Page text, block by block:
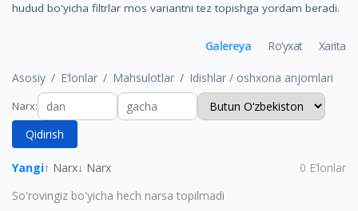
hudud bo'yicha filtrlar mos variantni tez topishga yordam beradi.
Asosiy E‘lonlar Mahsulotlar Idishlar / oshxona anjomlari
Galereya Ro‘yxat Xarita
Narx:
Qidirish
Yangi↑ Narx↓ Narx 0 E‘lonlar
So'rovingiz bo'yicha hech narsa topilmadi